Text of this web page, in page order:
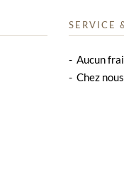
SERVICE
Aucun
Chez